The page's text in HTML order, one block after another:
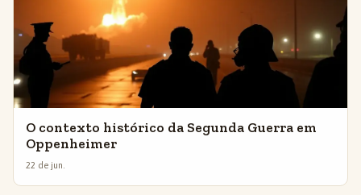
O contexto histórico da Segunda Guerra em
Oppenheimer
22 de jun.